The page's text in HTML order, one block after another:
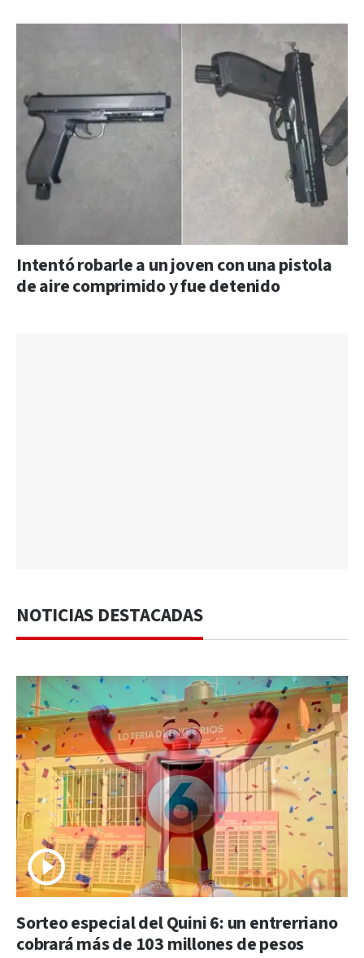
Intentó robarle a un joven con una pistola
de aire comprimido y fue detenido
NOTICIAS DESTACADAS
Sorteo especial del Quini 6: un entrerriano
cobrará más de 103 millones de pesos